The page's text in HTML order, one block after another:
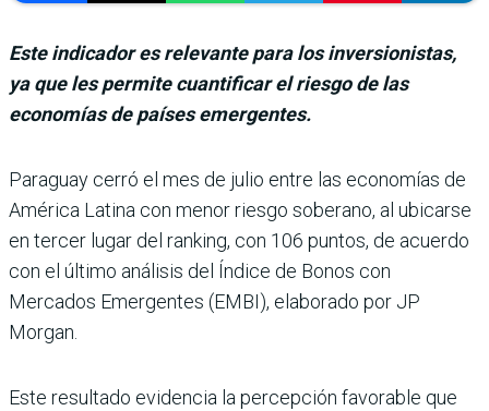
Este indicador es relevante para los inversionistas,
ya que les permite cuantificar el riesgo de las
economías de países emergentes.
Paraguay cerró el mes de julio entre las eco­nomías de
América Latina con menor riesgo soberano, al ubicarse
en ter­cer lugar del ranking, con 106 puntos, de acuerdo
con el último análisis del Índice de Bonos con
Mercados Emer­gentes (EMBI), elaborado por JP
Morgan.
Este resultado evidencia la percepción favorable que